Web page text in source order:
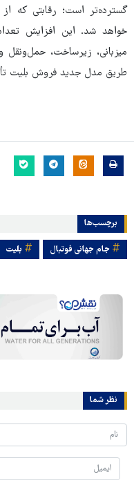
خواهد شد. این افزایش
میزبانی، زیرساخت،
طریق مدل جدید فروش بلیت
برچسب‌ها
جام جهانی فوتبال بلیت
نظر شما